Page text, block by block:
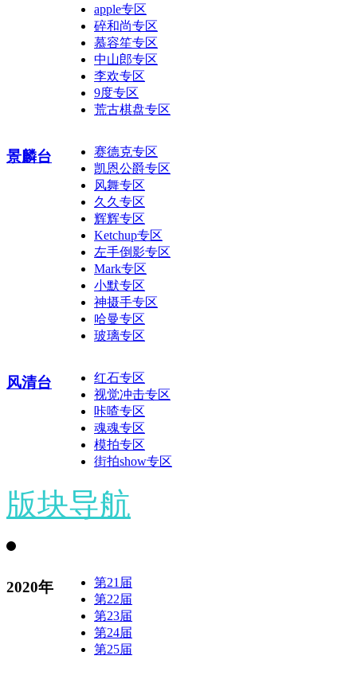
apple专区
碎和尚专区
慕容笙专区
中山郎专区
李欢专区
9度专区
荒古棋盘专区
景麟台
赛德克专区
凯恩公爵专区
风舞专区
久久专区
辉辉专区
Ketchup专区
左手倒影专区
Mark专区
小默专区
神摄手专区
哈曼专区
玻璃专区
风清台
红石专区
视觉冲击专区
咔喳专区
魂魂专区
模拍专区
街拍show专区
版块导航
2020年
第21届
第22届
第23届
第24届
第25届